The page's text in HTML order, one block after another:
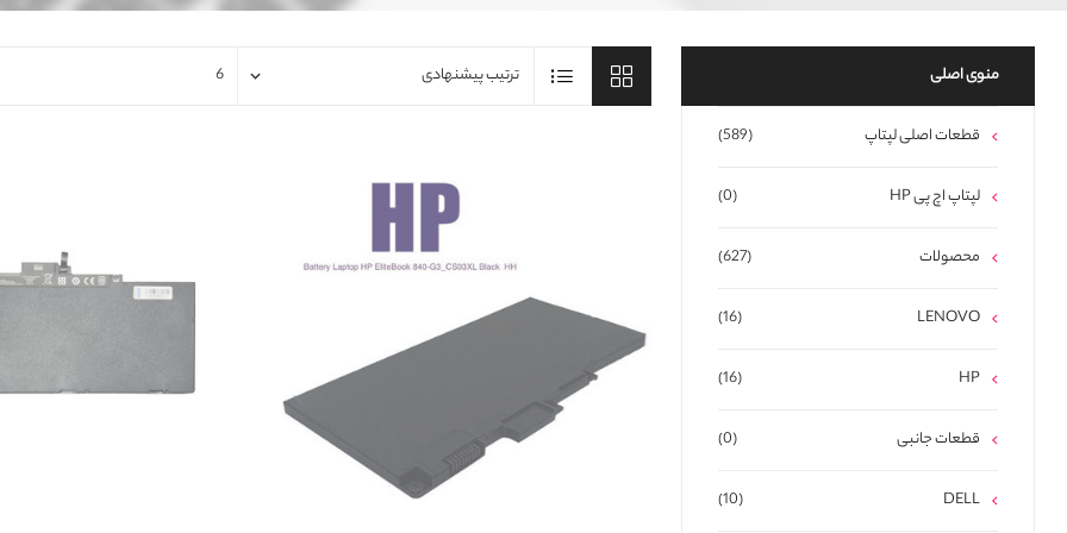
فلت لپتاپ
منوی اصلی
(589) قطعات اصلی لپتاپ
(0) لپتاپ اچ پی HP
(627) محصولات
(16) LENOVO
(16) HP
(0) قطعات جانبی
(10) DELL